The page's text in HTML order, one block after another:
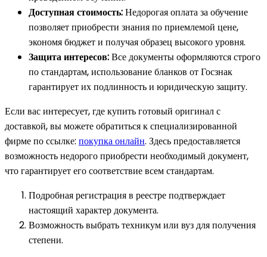
Доступная стоимость:Недорогая оплата за обучение
позволяет приобрести знания по приемлемой цене,
экономя бюджет и получая образец высокого уровня.
Защита интересов:Все документы оформляются строго
по стандартам, использование бланков от Госзнак
гарантирует их подлинность и юридическую защиту.
Если вас интересует, где купить готовый оригинал с
доставкой, вы можете обратиться к специализированной
фирме по ссылке: покупка онлайн. Здесь предоставляется
возможность недорого приобрести необходимый документ,
что гарантирует его соответствие всем стандартам.
Подробная регистрация в реестре подтверждает
настоящий характер документа.
Возможность выбрать техникум или вуз для получения
степени.